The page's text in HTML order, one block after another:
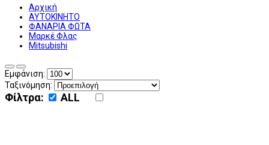
Αρχική
ΑΥΤΟΚΙΝΗΤΟ
ΦΑΝΑΡΙΑ ΦΩΤΑ
Μαρκέ Φλας
Mitsubishi
Εμφάνιση:
Ταξινόμηση:
Φίλτρα: ALL